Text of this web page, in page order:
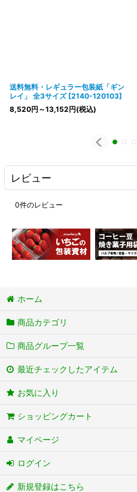
送料無料・レギュラー包装紙「ギン
レイ」 全3サイズ [2140-120103]
8,520円 ～13,152円(税込)
レビュー
0件のレビュー
ホーム
商品カテゴリ
商品グループ一覧
最近チェックしたアイテム
お気に入り
ショッピングカート
マイページ
ログイン
新規登録はこちら